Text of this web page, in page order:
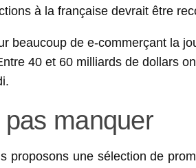
à la française devrait être
beaucoup de e-commerçant la
40 et 60 milliards de dollars
manquer
proposons une sélection de